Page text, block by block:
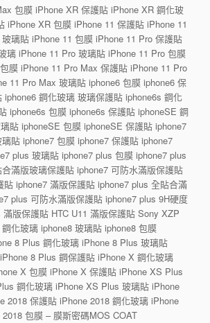
包膜 iPhone XR 保護貼 iPhone XR 鋼化玻
iPhone XR 包膜 iPhone 11 保護貼 iPhone 11
璃貼 iPhone 11 包膜 iPhone 11 Pro 保護貼
璃 iPhone 11 Pro 玻璃貼 iPhone 11 Pro 包膜
膜 iPhone 11 Pro Max 保護貼 iPhone 11 Pro
11 Pro Max 玻璃貼 iphone6 包膜 iphone6 保
iphone6 鋼化玻璃 玻璃保護貼 iphone6s 鋼化
iphone6s 包膜 iphone6s 保護貼 iphoneSE 鋼
貼 iphoneSE 包膜 iphoneSE 保護貼 iphone7
貼 iphone7 包膜 iphone7 保護貼 iphone7
plus 玻璃貼 iphone7 plus 包膜 iphone7 plus
滿版玻璃保護貼 iphone7 可防水滿版保護貼
貼 iphone7 滿版保護貼 iphone7 plus 全貼合滿
plus 可防水滿版保護貼 iphone7 plus 9H硬度
版保護貼 HTC U11 滿版保護貼 Sony XZP
化玻璃 iphone8 玻璃貼 iphone8 包膜
8 Plus 鋼化玻璃 iPhone 8 Plus 玻璃貼
8 Plus 鋼保護貼 iPhone X 鋼化玻璃
X 包膜 iPhone X 保護貼 iPhone XS Plus
鋼化玻璃 iPhone XS Plus 玻璃貼 iPhone
2018 保護貼 iPhone 2018 鋼化玻璃 iPhone
包膜 – 膜斯密碼MOS COAT